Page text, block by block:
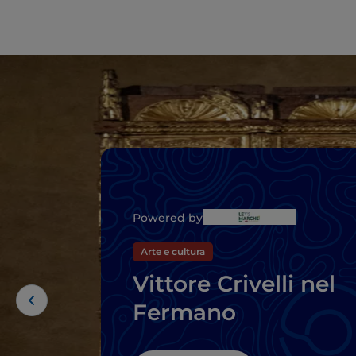
Powered by
Arte e cultura
Vittore Crivelli nel
Fermano